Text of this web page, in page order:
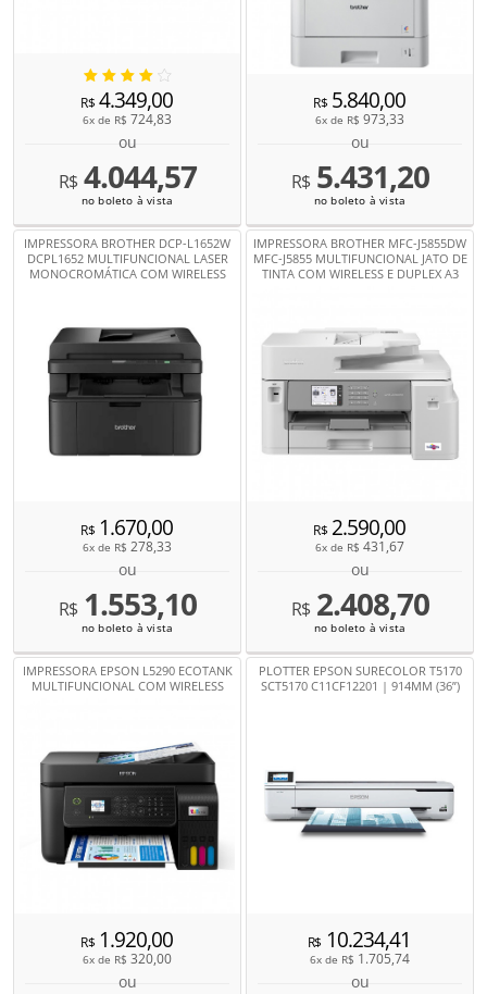
R$4.349,00
6x de R$ 724,83
ou
R$4.044,57
no boleto à vista
R$5.840,00
6x de R$ 973,33
ou
R$5.431,20
no boleto à vista
IMPRESSORA BROTHER DCP-L1652W
DCPL1652 MULTIFUNCIONAL LASER
MONOCROMÁTICA COM WIRELESS
R$1.670,00
6x de R$ 278,33
ou
R$1.553,10
no boleto à vista
IMPRESSORA BROTHER MFC-J5855DW
MFC-J5855 MULTIFUNCIONAL JATO DE
TINTA COM WIRELESS E DUPLEX A3
R$2.590,00
6x de R$ 431,67
ou
R$2.408,70
no boleto à vista
IMPRESSORA EPSON L5290 ECOTANK
MULTIFUNCIONAL COM WIRELESS
R$1.920,00
6x de R$ 320,00
ou
PLOTTER EPSON SURECOLOR T5170
SCT5170 C11CF12201 | 914MM (36”)
R$ 10.234,41
6x de R$ 1.705,74
ou